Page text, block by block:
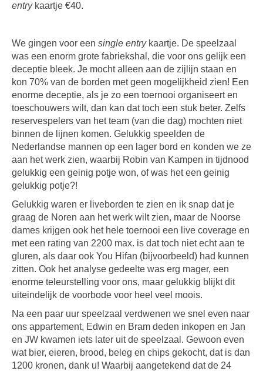
entrykaartje €40.
We gingen voor een single entrykaartje. De speelzaal
was een enorm grote fabriekshal, die voor ons gelijk een
deceptie bleek. Je mocht alleen aan de zijlijn staan en
kon 70% van de borden met geen mogelijkheid zien! Een
enorme deceptie, als je zo een toernooi organiseert en
toeschouwers wilt, dan kan dat toch een stuk beter. Zelfs
reservespelers van het team (van die dag) mochten niet
binnen de lijnen komen. Gelukkig speelden de
Nederlandse mannen op een lager bord en konden we ze
aan het werk zien, waarbij Robin van Kampen in tijdnood
gelukkig een geinig potje won, of was het een geinig
gelukkig potje?!
Gelukkig waren er liveborden te zien en ik snap dat je
graag de Noren aan het werk wilt zien, maar de Noorse
dames krijgen ook het hele toernooi een live coverage en
met een rating van 2200 max. is dat toch niet echt aan te
gluren, als daar ook You Hifan (bijvoorbeeld) had kunnen
zitten. Ook het analyse gedeelte was erg mager, een
enorme teleurstelling voor ons, maar gelukkig blijkt dit
uiteindelijk de voorbode voor heel veel moois.
Na een paar uur speelzaal verdwenen we snel even naar
ons appartement, Edwin en Bram deden inkopen en Jan
en JW kwamen iets later uit de speelzaal. Gewoon even
wat bier, eieren, brood, beleg en chips gekocht, dat is dan
1200 kronen, dank u! Waarbij aangetekend dat de 24